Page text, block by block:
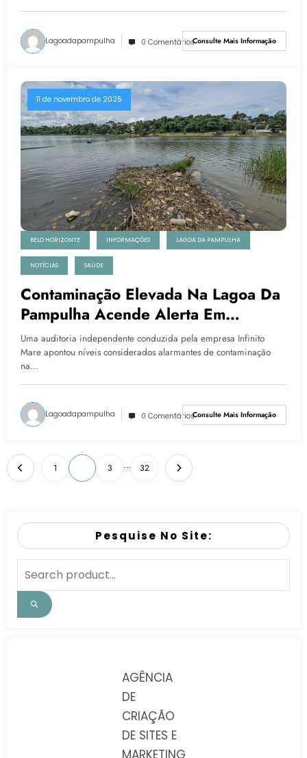
Lagoadapampulha 0 ComentáriosConsulte Mais Informação
11 de novembro de 2025
BELO HORIZONTE INFORMAÇÕES LAGOA DA PAMPULHA
NOTÍCIAS SAÚDE
Contaminação Elevada Na Lagoa Da
Pampulha Acende Alerta Em
Auditoria Independente
Uma auditoria independente conduzida pela empresa Infinito
Mare apontou níveis considerados alarmantes de contaminação
na…
Lagoadapampulha 0 ComentáriosConsulte Mais Informação
1 3 … 32
Pesquise No Site:
AGÊNCIA
DE
CRIAÇÃO
DE SITES E